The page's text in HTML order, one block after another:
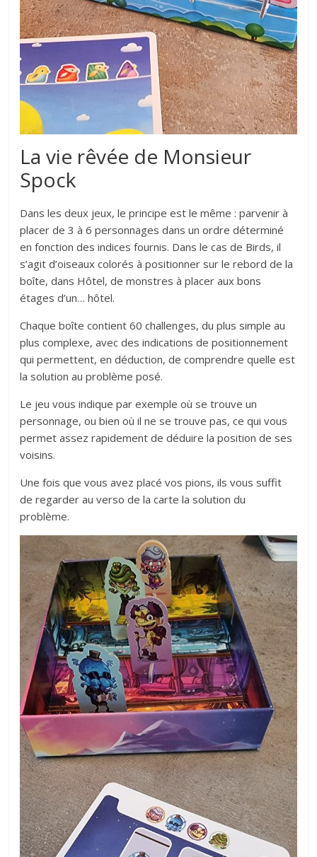
La vie rêvée de Monsieur
Spock
Dans les deux jeux, le principe est le même : parvenir à
placer de 3 à 6 personnages dans un ordre déterminé
en fonction des indices fournis. Dans le cas de Birds, il
s’agit d’oiseaux colorés à positionner sur le rebord de la
boîte, dans Hôtel, de monstres à placer aux bons
étages d’un… hôtel.
Chaque boîte contient 60 challenges, du plus simple au
plus complexe, avec des indications de positionnement
qui permettent, en déduction, de comprendre quelle est
la solution au problème posé.
Le jeu vous indique par exemple où se trouve un
personnage, ou bien où il ne se trouve pas, ce qui vous
permet assez rapidement de déduire la position de ses
voisins.
Une fois que vous avez placé vos pions, ils vous suffit
de regarder au verso de la carte la solution du
problème.